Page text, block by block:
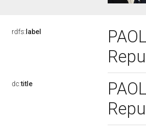
rdfs: label
dc:title